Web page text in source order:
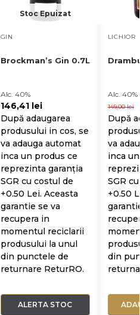
Stoc Epuizat
GIN
Brockman’s Gin 0.7L
Alc. 40%
146,41 lei
După adaugarea
produsului in cos, se
va adauga automat
inca un produs ce
reprezinta garanția
SGR cu costul de
+0.50 Lei. Aceasta
garantie se va
recupera in
momentul reciclarii
produsului la unul
din punctele de
returnare ReturRO.
ALERTA STOC
LICHIOR
Alc. 40%
149,00lei
După
va
inca
SGR
+0.50
din